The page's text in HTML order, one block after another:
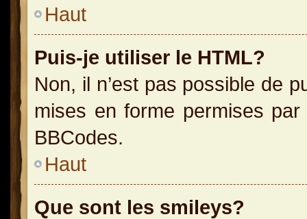
Haut
Puis-je utiliser le HTML?
Non, il n’est pas possible de
mises en forme permises
BBCodes.
Haut
Que sont les smileys?